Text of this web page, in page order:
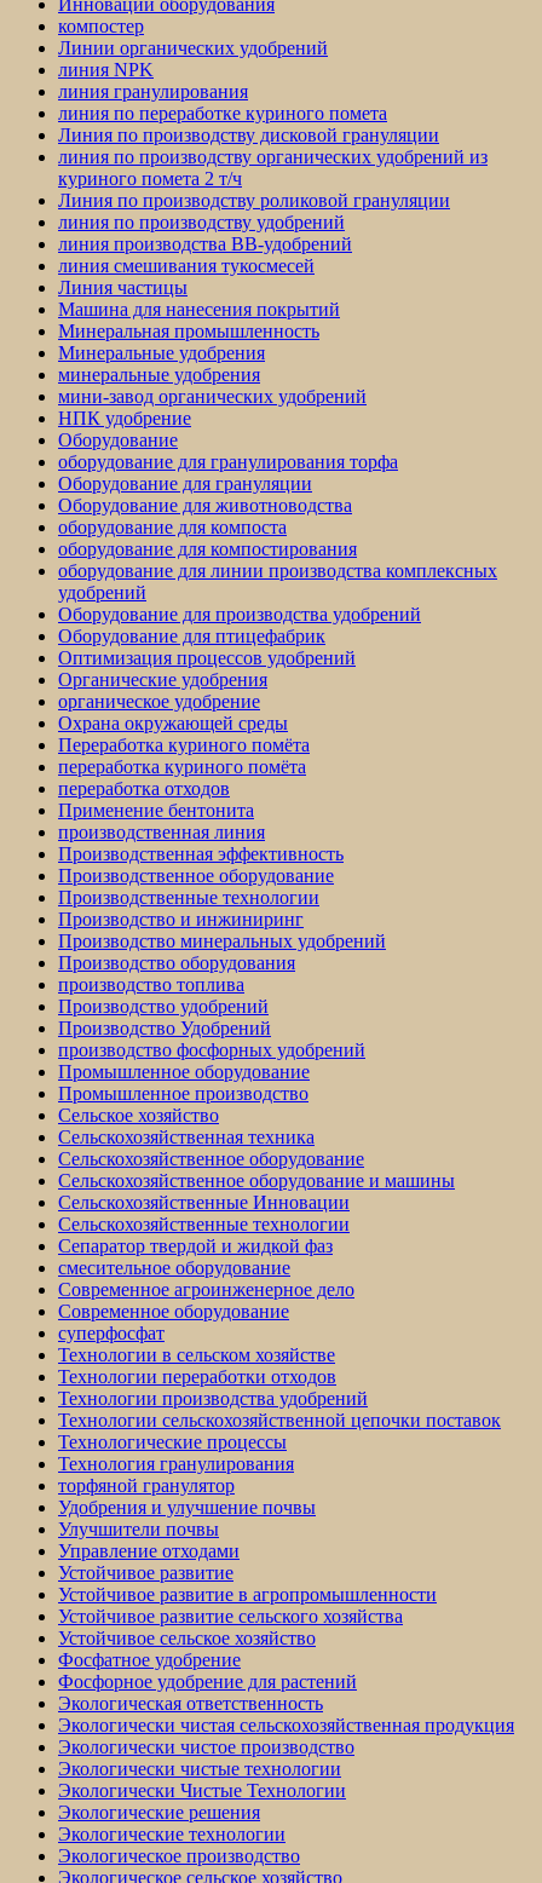
Инновации оборудования
компостер
Линии органических удобрений
линия NPK
линия гранулирования
линия по переработке куриного помета
Линия по производству дисковой грануляции
линия по производству органических удобрений из
куриного помета 2 т/ч
Линия по производству роликовой грануляции
линия по производству удобрений
линия производства BB-удобрений
линия смешивания тукосмесей
Линия частицы
Машина для нанесения покрытий
Минеральная промышленность
Минеральные удобрения
минеральные удобрения
мини-завод органических удобрений
НПК удобрение
Оборудование
оборудование для гранулирования торфа
Оборудование для грануляции
Оборудование для животноводства
оборудование для компоста
оборудование для компостирования
оборудование для линии производства комплексных
удобрений
Оборудование для производства удобрений
Оборудование для птицефабрик
Оптимизация процессов удобрений
Органические удобрения
органическое удобрение
Охрана окружающей среды
Переработка куриного помёта
переработка куриного помёта
переработка отходов
Применение бентонита
производственная линия
Производственная эффективность
Производственное оборудование
Производственные технологии
Производство и инжиниринг
Производство минеральных удобрений
Производство оборудования
производство топлива
Производство удобрений
Производство Удобрений
производство фосфорных удобрений
Промышленное оборудование
Промышленное производство
Сельское хозяйство
Сельскохозяйственная техника
Сельскохозяйственное оборудование
Сельскохозяйственное оборудование и машины
Сельскохозяйственные Инновации
Сельскохозяйственные технологии
Сепаратор твердой и жидкой фаз
смесительное оборудование
Современное агроинженерное дело
Современное оборудование
суперфосфат
Технологии в сельском хозяйстве
Технологии переработки отходов
Технологии производства удобрений
Технологии сельскохозяйственной цепочки поставок
Технологические процессы
Технология гранулирования
торфяной гранулятор
Удобрения и улучшение почвы
Улучшители почвы
Управление отходами
Устойчивое развитие
Устойчивое развитие в агропромышленности
Устойчивое развитие сельского хозяйства
Устойчивое сельское хозяйство
Фосфатное удобрение
Фосфорное удобрение для растений
Экологическая ответственность
Экологически чистая сельскохозяйственная продукция
Экологически чистое производство
Экологически чистые технологии
Экологически Чистые Технологии
Экологические решения
Экологические технологии
Экологическое производство
Экологическое сельское хозяйство